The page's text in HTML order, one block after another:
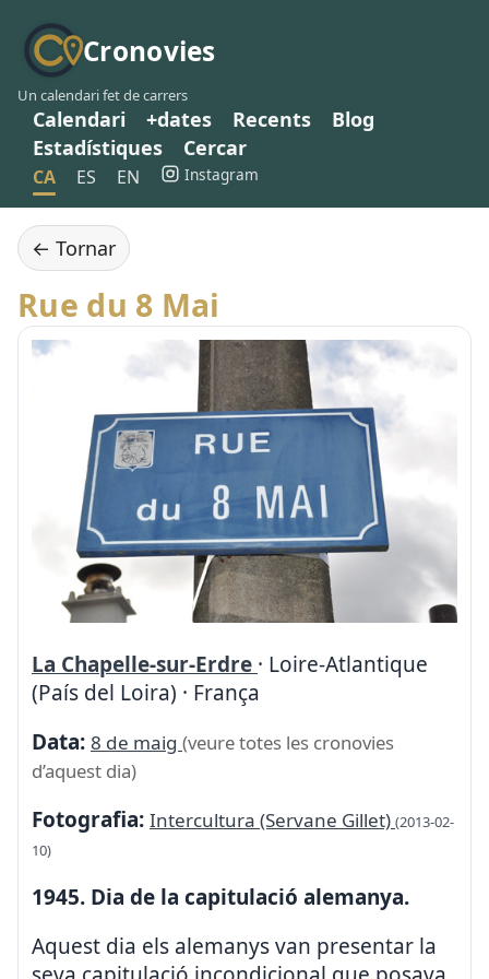
Cronovies
Un calendari fet de carrers
Calendari +dates Recents
Blog
Estadístiques
Cercar
CA ES EN Instagram
← Tornar
Rue du 8 Mai
La Chapelle-sur-Erdre · Loire-Atlantique
(País del Loira) · França
Data: 8 de maig (veure totes les cronovies
d’aquest dia)
Fotografia: Intercultura (Servane Gillet) (2013-02-
10)
1945. Dia de la capitulació alemanya.
Aquest dia els alemanys van presentar la